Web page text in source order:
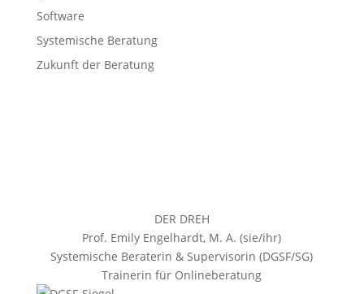
Software
Systemische Beratung
Zukunft der Beratung
DER DREH
Prof. Emily Engelhardt, M. A. (sie/ihr)
Systemische Beraterin & Supervisorin (DGSF/SG)
Trainerin für Onlineberatung